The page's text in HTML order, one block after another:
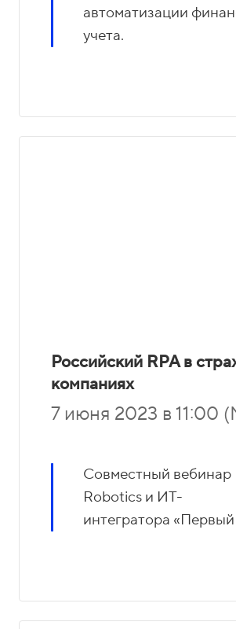
автоматизации
учета.
Российский RPA в
компаниях
7 июня 2023 в 11:00
Совместный вебинар
Robotics и ИТ-
интегратора